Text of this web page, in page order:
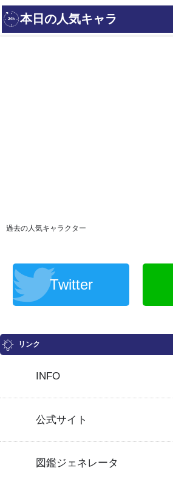
過去の人気キャラクター
Twitter
リンク
INFO
公式サイト
図鑑ジェネレータ